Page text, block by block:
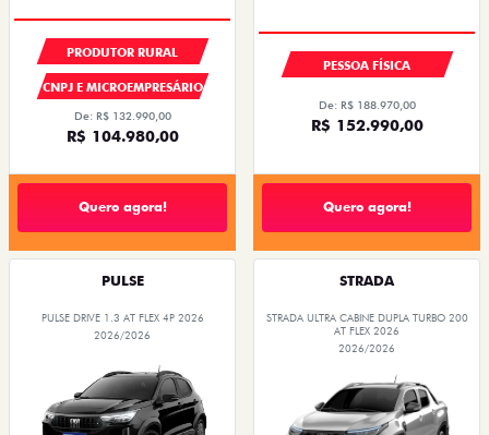
PRODUTOR RURAL
CNPJ E MICROEMPRESÁRIO
De: R$ 132.990,00
R$ 104.980,00
Quero agora!
PESSOA FÍSICA
De: R$ 188.970,00
R$ 152.990,00
Quero agora!
PULSE
PULSE DRIVE 1.3 AT FLEX 4P 2026
2026/2026
STRADA
STRADA ULTRA CABINE DUPLA TURBO 200
AT FLEX 2026
2026/2026